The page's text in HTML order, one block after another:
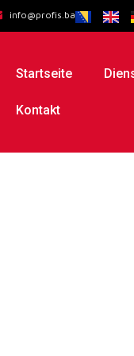
info@profis.ba
Startseite
Kontakt